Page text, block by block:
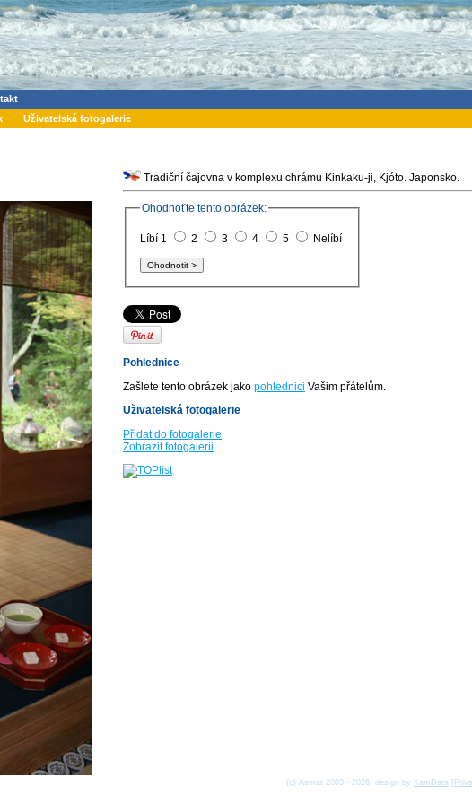
Uživatelská fotogalerie
Tradiční čajovna v komplexu chrámu Kinkaku-ji, Kjóto. Japonsko.
Ohodnoťte tento obrázek:
Líbí 1 2 3 4 5 Nelíbí
Pohlednice
Zašlete tento obrázek jako pohlednici Vašim přátelům.
Uživatelská fotogalerie
Přidat do fotogalerie
Zobrazit fotogalerii
(c) Asmat 2003 - 2026, design by KamData